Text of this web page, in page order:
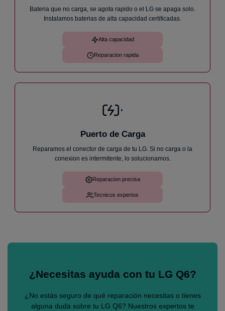
Bateria que no carga, se agota rapido o el LG se apaga solo.
Instalamos baterias de alta capacidad certificadas.
Alta capacidad
Reparacion rapida
Puerto de Carga
Reparamos el conector de carga de tu LG. Si no carga o la
conexion es intermitente, lo solucionamos.
Reparacion precisa
Tecnicos expertos
¿Necesitas ayuda con tu LG Q6?
¿No estás seguro de qué reparación necesitas o tienes
alguna duda sobre tu LG Q6? Nuestros expertos te